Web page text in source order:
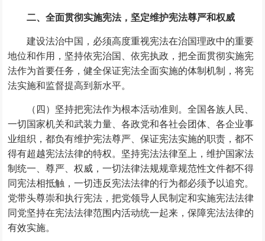
二、全面贯彻实施宪法，坚定维护宪法尊严和权威
建设法治中国，必须高度重视宪法在治国理政中的重要
地位和作用，坚持依宪治国、依宪执政，把全面贯彻实施宪
法作为首要任务，健全保证宪法全面实施的体制机制，将宪
法实施和监督提高到新水平。
（四）坚持把宪法作为根本活动准则。全国各族人民、
一切国家机关和武装力量、各政党和各社会团体、各企业事
业组织，都负有维护宪法尊严、保证宪法实施的职责，都不
得有超越宪法法律的特权。坚持宪法法律至上，维护国家法
制统一、尊严、权威，一切法律法规规章规范性文件都不得
同宪法相抵触，一切违反宪法法律的行为都必须予以追究。
党带头尊崇和执行宪法，把党领导人民制定和实施宪法法律
同党坚持在宪法法律范围内活动统一起来，保障宪法法律的
有效实施。